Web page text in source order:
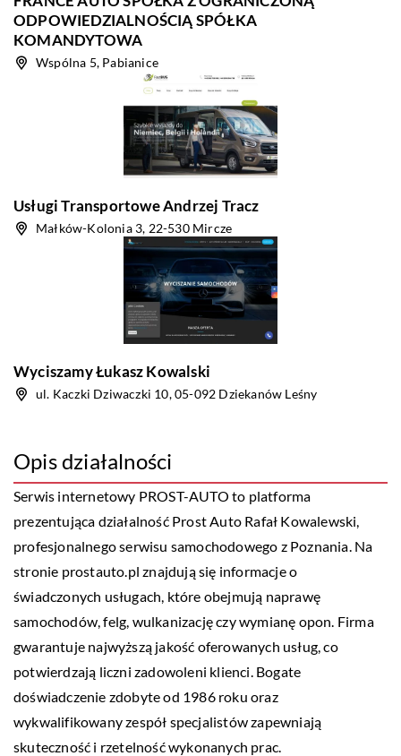
ODPOWIEDZIALNOŚCIĄ SPÓŁKA
KOMANDYTOWA
Wspólna 5, Pabianice
Usługi Transportowe Andrzej Tracz
Małków-Kolonia 3, 22-530 Mircze
Wyciszamy Łukasz Kowalski
ul. Kaczki Dziwaczki 10, 05-092 Dziekanów Leśny
Opis działalności
Serwis internetowy PROST-AUTO to platforma
prezentująca działalność Prost Auto Rafał Kowalewski,
profesjonalnego serwisu samochodowego z Poznania. Na
stronie prostauto.pl znajdują się informacje o
świadczonych usługach, które obejmują naprawę
samochodów, felg, wulkanizację czy wymianę opon. Firma
gwarantuje najwyższą jakość oferowanych usług, co
potwierdzają liczni zadowoleni klienci. Bogate
doświadczenie zdobyte od 1986 roku oraz
wykwalifikowany zespół specjalistów zapewniają
skuteczność i rzetelność wykonanych prac.